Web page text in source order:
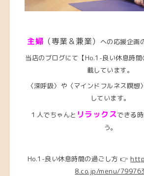
主婦 （専業＆兼業）
への応援企画
当店のブログにて【Ho.1-良い休息時
載しています。
〈深呼吸〉や〈マインドフルネス瞑想
しています。
１人でちゃんと リラックスできる
う。
Ho.1-良い休息時間の過ごし方 👉
8.co.jp/menu/799763